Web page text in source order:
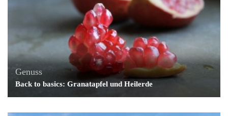
Genuss
Back to basics: Granatapfel und Heilerde